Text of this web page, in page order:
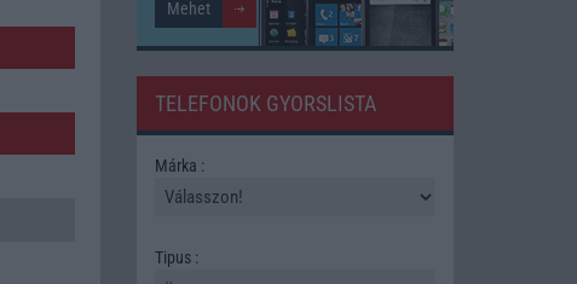
TELEFONOK GYORSLISTA
Márka :
Tipus :